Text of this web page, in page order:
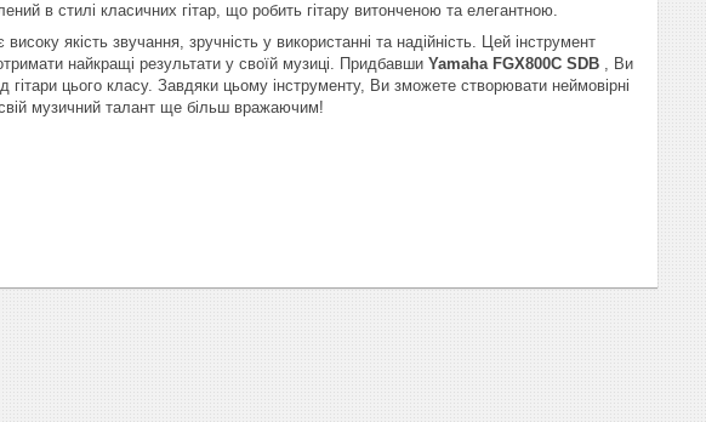
в стилі класичних гітар, що робить гітару витонченою та елегантною.
якість звучання, зручність у використанні та надійність. Цей інструмент
найкращі результати у своїй музиці. Придбавши Yamaha FGX800C SDB , Ви
цього класу. Завдяки цьому інструменту, Ви зможете створювати неймовірні
музичний талант ще більш вражаючим!